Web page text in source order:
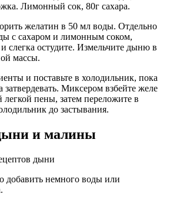
Лимонный сок, 80г сахара.
желатин в 50 мл воды. Отдельно
с сахаром и лимонным соком,
слегка остудите. Измельчите дыню в
массы.
и поставьте в холодильник, пока
затвердевать. Миксером взбейте желе
легкой пены, затем переложите в
до застывания.
и малины
добавить немного воды или